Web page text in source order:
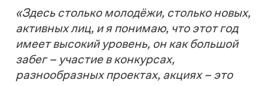
совета ЛНР
Михаил Голубович
Харланов , ректор Луганского
государственного университета им. В.
ДаляВиктор Рябичев, а также
руководитель представительства
Российского общества «Знание» в ЛНР
Мария Михайлова.